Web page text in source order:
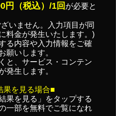
円（税込）/1回 が必要と
いません。入力項目が同
料金が発生いたします。)
る内容や入力情報をご確
願いします。
と、サービス・コンテン
発生します。
果を見る場合■
果を見る」をタップする
一部を無料でご覧になれ